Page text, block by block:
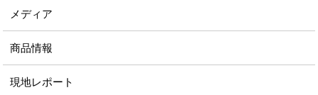
メディア
商品情報
現地レポート